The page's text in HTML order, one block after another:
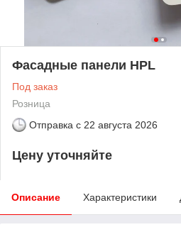
Фасадные панели HPL
Под заказ
Розница
Отправка с 22 августа 2026
Цену уточняйте
Описание Характеристики